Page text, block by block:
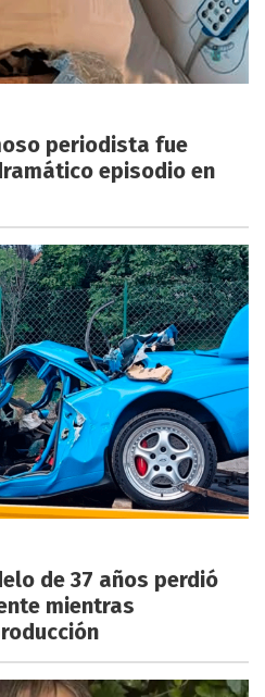
periodista fue
episodio en
de 37 años perdió
mientras